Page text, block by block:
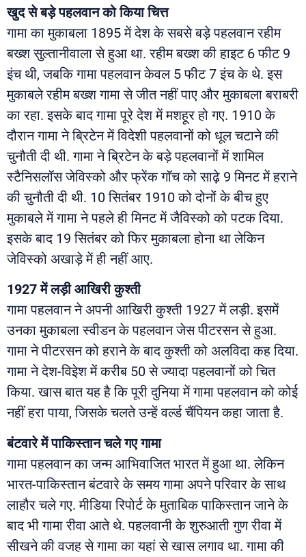
खुद से बड़े पहलवान को किया चित्त
गामा का मुकाबला 1895 में देश के सबसे बड़े पहलवान रहीम
बख्श सुल्तानीवाला से हुआ था. रहीम बख्श की हाइट 6 फीट 9
इंच थी, जबकि गामा पहलवान केवल 5 फीट 7 इंच के थे. इस
मुकाबले रहीम बख्श गामा से जीत नहीं पाए और मुकाबला बराबरी
का रहा. इसके बाद गामा पूरे देश में मशहूर हो गए. 1910 के
दौरान गामा ने ब्रिटेन में विदेशी पहलवानों को धूल चटाने की
चुनौती दी थी. गामा ने ब्रिटेन के बड़े पहलवानों में शामिल
स्टैनिसलॉस जेविस्को और फ्रेंक गॉच को साढ़े 9 मिनट में हराने
की चुनौती दी थी. 10 सितंबर 1910 को दोनों के बीच हुए
मुकाबले में गामा ने पहले ही मिनट में जैविस्को को पटक दिया.
इसके बाद 19 सितंबर को फिर मुकाबला होना था लेकिन
जेविस्को अखाड़े में ही नहीं आए.
1927 में लड़ी आखिरी कुश्ती
गामा पहलवान ने अपनी आखिरी कुश्ती 1927 में लड़ी. इसमें
उनका मुकाबला स्वीडन के पहलवान जेस पीटरसन से हुआ.
गामा ने पीटरसन को हराने के बाद कुश्ती को अलविदा कह दिया.
गामा ने देश-विइेश में करीब 50 से ज्यादा पहलवानों को चित
किया. खास बात यह है कि पूरी दुनिया में गामा पहलवान को कोई
नहीं हरा पाया, जिसके चलते उन्हें वर्ल्ड चैंपियन कहा जाता है.
बंटवारे में पाकिस्तान चले गए गामा
गामा पहलवान का जन्म आभिवाजित भारत में हुआ था. लेकिन
भारत-पाकिस्तान बंटवारे के समय गामा अपने परिवार के साथ
लाहौर चले गए. मीडिया रिपोर्ट के मुताबिक पाकिस्तान जाने के
बाद भी गामा रीवा आते थे. पहलवानी के शुरुआती गुण रीवा में
सीखने की वजह से गामा का यहां से खास लगाव था. गामा की